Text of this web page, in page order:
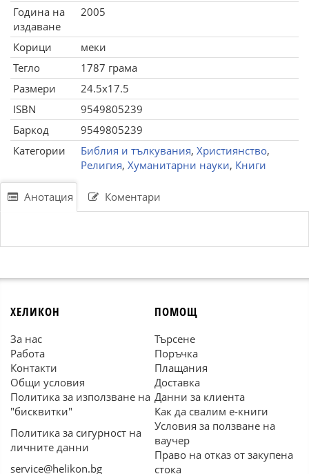
Година на
издаване
2005
Корици
меки
Тегло
1787 грама
Размери
24.5x17.5
ISBN
9549805239
Баркод
9549805239
Категории
Библия и тълкувания, Християнство,
Религия, Хуманитарни науки, Книги
Анотация Коментари
ХЕЛИКОН
За нас
Работа
Контакти
Общи условия
Политика за използване на
"бисквитки"
Политика за сигурност на
личните данни
service@helikon.bg
ПОМОЩ
Търсене
Поръчка
Плащания
Доставка
Данни за клиента
Как да свалим е-книги
Условия за ползване на
ваучер
Право на отказ от закупена
стока